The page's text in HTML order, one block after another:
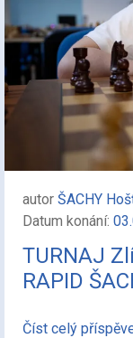
autor ŠACHY
Datum konání:
TURNAJ
RAPID
Číst celý